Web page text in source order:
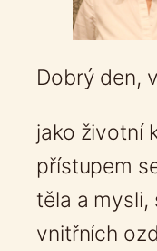
Dobrý den,
jako životní
přístupem
těla a mysli,
vnitřních